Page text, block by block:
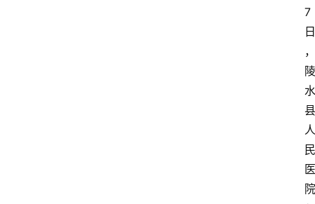
7
日
，
陵
水
县
人
民
医
院